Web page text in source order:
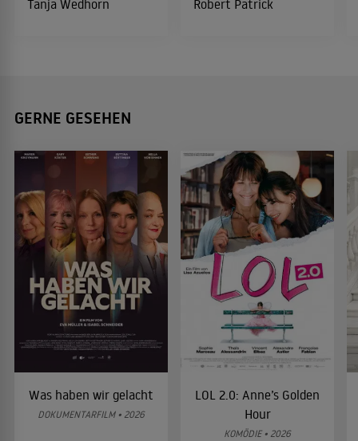
Tanja Wedhorn Robert Patrick
GERNE GESEHEN
Was haben wir gelacht
DOKUMENTARFILM • 2026
LOL 2.0: Anne’s Golden
Hour
KOMÖDIE • 2026